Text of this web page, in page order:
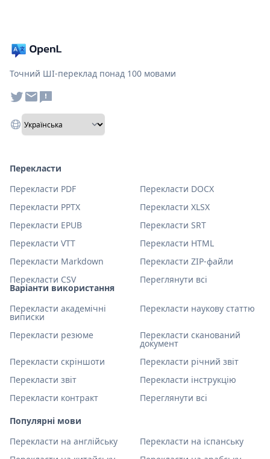
Точний ШІ-переклад понад 100 мовами
Варіанти використання
Перекласти академічні
виписки
Перекласти наукову статтю
Перекласти резюме Перекласти сканований
документ
Перекласти скріншоти
Перекласти річний звіт
Перекласти звіт
Перекласти інструкцію
Перекласти контракт
Переглянути всі
Популярні мови
Перекласти на англійську
Перекласти на іспанську
Перекласти
Перекласти PDF
Перекласти DOCX
Перекласти PPTX
Перекласти XLSX
Перекласти EPUB
Перекласти SRT
Перекласти VTT
Перекласти HTML
Перекласти Markdown
Перекласти ZIP-файли
Перекласти CSV
Переглянути всі